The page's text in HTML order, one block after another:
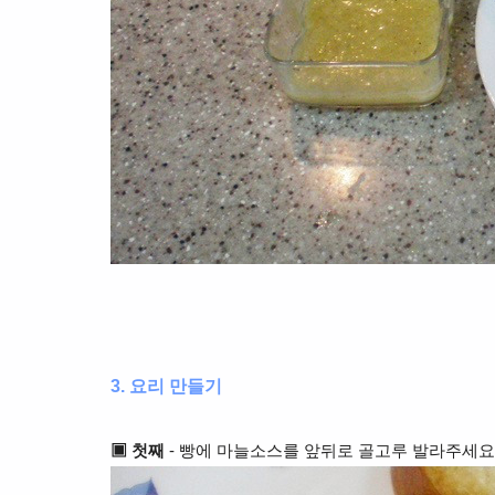
3. 요리 만들기
▣ 첫째 - 빵에 마늘소스를 앞뒤로 골고루 발라주세